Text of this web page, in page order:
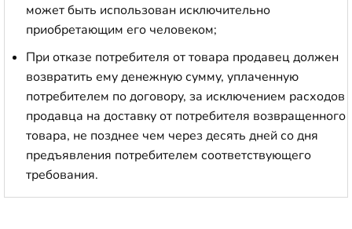
может быть использован исключительно
приобретающим его человеком;
При отказе потребителя от товара продавец должен
возвратить ему денежную сумму, уплаченную
потребителем по договору, за исключением расходов
продавца на доставку от потребителя возвращенного
товара, не позднее чем через десять дней со дня
предъявления потребителем соответствующего
требования.